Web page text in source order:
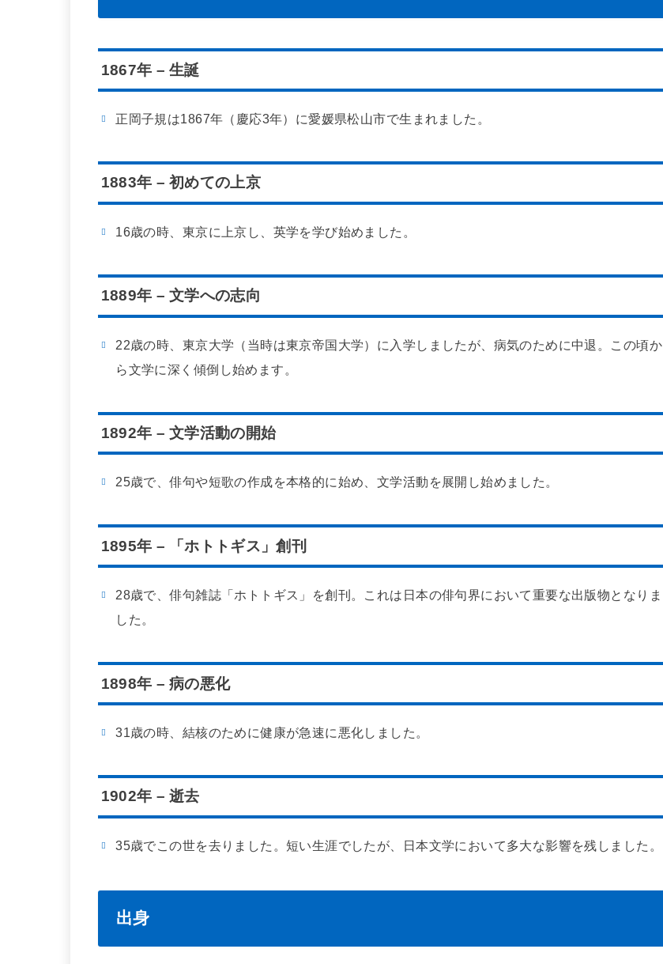
1867年 – 生誕
正岡子規は1867年（慶応3年）に愛媛県松山市で生まれました。
1883年 – 初めての上京
16歳の時、東京に上京し、英学を学び始めました。
1889年 – 文学への志向
22歳の時、東京大学（当時は東京帝国大学）に入学しましたが、病気のために中退。この頃か
ら文学に深く傾倒し始めます。
1892年 – 文学活動の開始
25歳で、俳句や短歌の作成を本格的に始め、文学活動を展開し始めました。
1895年 – 「ホトトギス」創刊
28歳で、俳句雑誌「ホトトギス」を創刊。これは日本の俳句界において重要な出版物となりま
した。
1898年 – 病の悪化
31歳の時、結核のために健康が急速に悪化しました。
1902年 – 逝去
35歳でこの世を去りました。短い生涯でしたが、日本文学において多大な影響を残しました。
出身